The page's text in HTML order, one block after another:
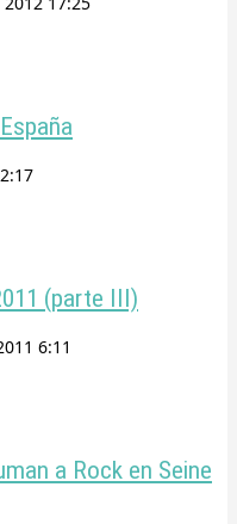
(parte III)
6:11
a Rock en Seine